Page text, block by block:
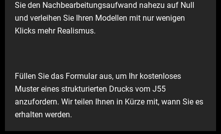
Sie den Nachbearbeitungsaufwand nahezu auf Null
und verleihen Sie Ihren Modellen mit nur wenigen
Klicks mehr Realismus.
Füllen Sie das Formular aus, um Ihr kostenloses
Muster eines strukturierten Drucks vom J55
anzufordern. Wir teilen Ihnen in Kürze mit, wann Sie es
erhalten werden.